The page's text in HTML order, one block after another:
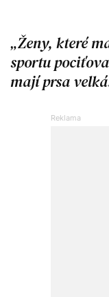
Ženy, které
sportu
mají prsa